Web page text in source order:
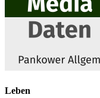
Leben